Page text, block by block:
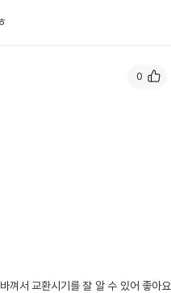
껴서 교환시기를 잘 알 수 있어 좋아요
0